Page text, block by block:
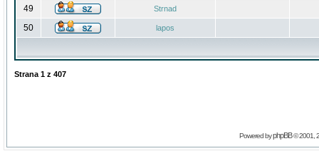
49 Strnad
50 lapos
Strana 1 z 407
Powered byphpBB© 2001,